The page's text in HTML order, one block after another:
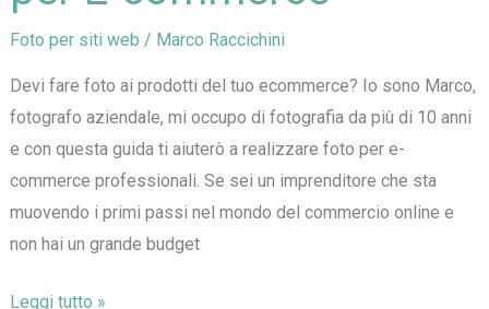
Foto per siti web / Marco Raccichini
Devi fare foto ai prodotti del tuo ecommerce? Io sono Marco,
fotografo aziendale, mi occupo di fotografia da più di 10 anni
e con questa guida ti aiuterò a realizzare foto per e-
commerce professionali. Se sei un imprenditore che sta
muovendo i primi passi nel mondo del commercio online e
non hai un grande budget
Come
Leggi tutto »